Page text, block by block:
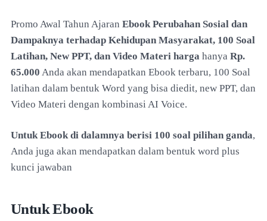
Promo Awal Tahun Ajaran Ebook Perubahan Sosial dan
Dampaknya terhadap Kehidupan Masyarakat, 100 Soal
Latihan, New PPT, dan Video Materi harga hanya Rp.
65.000 Anda akan mendapatkan Ebook terbaru, 100 Soal
latihan dalam bentuk Word yang bisa diedit, new PPT, dan
Video Materi dengan kombinasi AI Voice.
Untuk Ebook di dalamnya berisi 100 soal pilihan ganda,
Anda juga akan mendapatkan dalam bentuk word plus
kunci jawaban
Untuk Ebook